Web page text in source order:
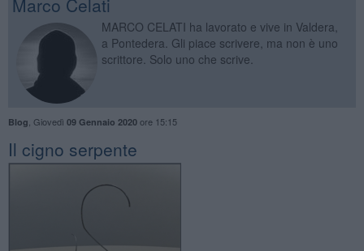
MARCO CELATI ha lavorato e vive in Valdera,
a Pontedera. Gli piace scrivere, ma non è uno
scrittore. Solo uno che scrive.
Blog Giovedì 09 Gennaio 2020ore 15:15
Il cigno serpente